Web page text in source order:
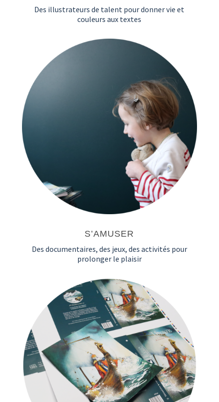
Des illustrateurs de talent pour donner vie et
couleurs aux textes
S’AMUSER
Des documentaires, des jeux, des activités pour
prolonger le plaisir